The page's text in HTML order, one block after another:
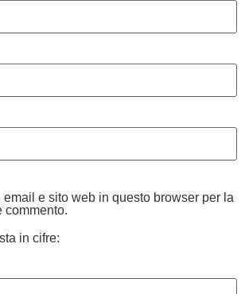
e sito web in questo browser per la
commento.
in cifre: